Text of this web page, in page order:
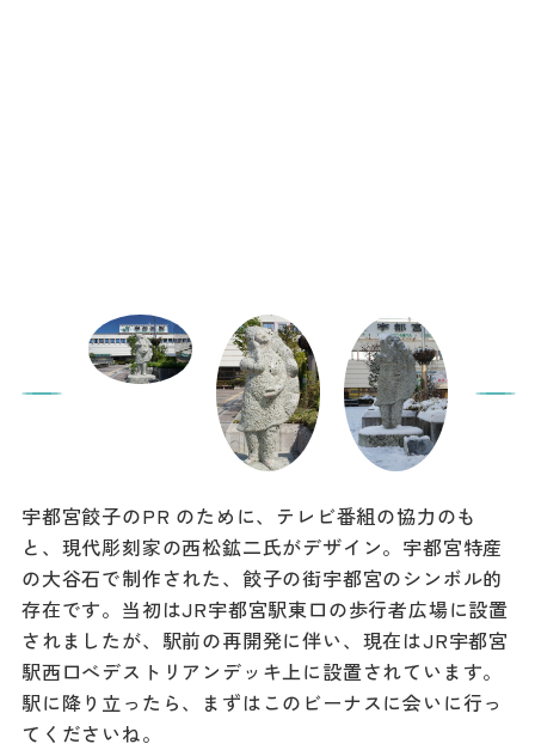
宇都宮餃子のPR のために、テレビ番組の協力のも
と、現代彫刻家の西松鉱二氏がデザイン。宇都宮特産
の大谷石で制作された、餃子の街宇都宮のシンボル的
存在です。当初はJR宇都宮駅東口の歩行者広場に設置
されましたが、駅前の再開発に伴い、現在はJR宇都宮
駅西口べデストリアンデッキ上に設置されています。
駅に降り立ったら、まずはこのビーナスに会いに行っ
てくださいね。